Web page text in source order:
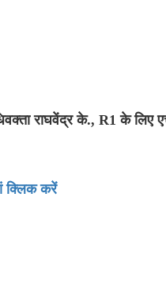
राघवेंद्र के., R1 के लिए
क्लिक करें